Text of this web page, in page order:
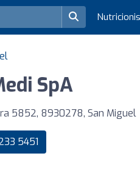
SpA
5852, 8930278, San Miguel
5451